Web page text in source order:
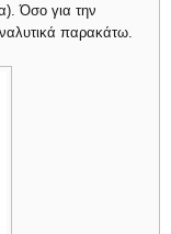
Όσο για την
παρακάτω.